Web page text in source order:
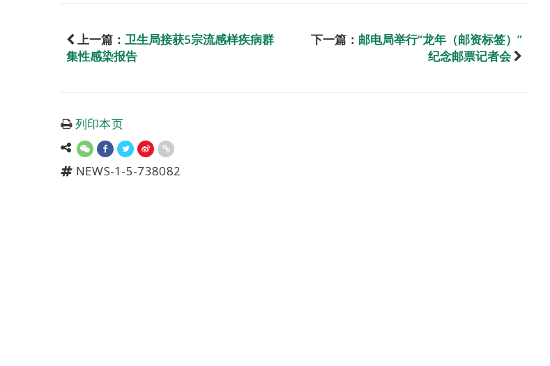
上一篇： 卫生局接获5宗流感样疾病群
集性感染报告
下一篇： 邮电局举行“龙年（邮资标签）”
纪念邮票记者会
列印本页
NEWS-1-5-738082